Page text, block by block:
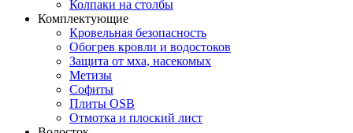
Колпаки на столбы
Комплектующие
Кровельная безопасность
Обогрев кровли и водостоков
Защита от мха, насекомых
Метизы
Софиты
Плиты OSB
Отмотка и плоский лист